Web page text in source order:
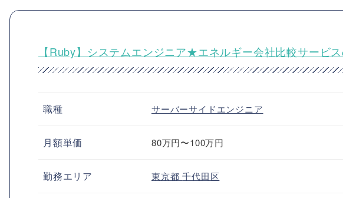
【Ruby】システムエンジニア★エネルギー会社比較サービ
職種 サーバーサイドエンジニア
月額単価 80万円〜100万円
勤務エリア 東京都千代田区